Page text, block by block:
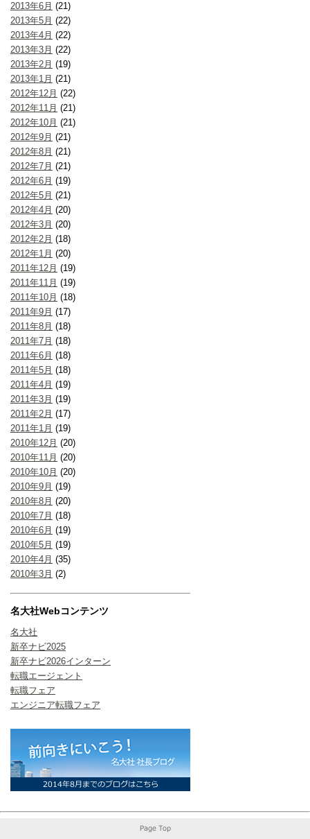
2013年6月 (21)
2013年5月 (22)
2013年4月 (22)
2013年3月 (22)
2013年2月 (19)
2013年1月 (21)
2012年12月 (22)
2012年11月 (21)
2012年10月 (21)
2012年9月 (21)
2012年8月 (21)
2012年7月 (21)
2012年6月 (19)
2012年5月 (21)
2012年4月 (20)
2012年3月 (20)
2012年2月 (18)
2012年1月 (20)
2011年12月 (19)
2011年11月 (19)
2011年10月 (18)
2011年9月 (17)
2011年8月 (18)
2011年7月 (18)
2011年6月 (18)
2011年5月 (18)
2011年4月 (19)
2011年3月 (19)
2011年2月 (17)
2011年1月 (19)
2010年12月 (20)
2010年11月 (20)
2010年10月 (20)
2010年9月 (19)
2010年8月 (20)
2010年7月 (18)
2010年6月 (19)
2010年5月 (19)
2010年4月 (35)
2010年3月 (2)
名大社Webコンテンツ
名大社
新卒ナビ2025
新卒ナビ2026インターン
転職エージェント
転職フェア
エンジニア転職フェア